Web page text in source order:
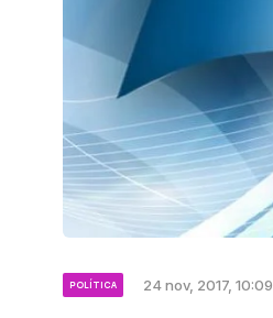
POLÍTICA 24 nov, 2017, 10:09